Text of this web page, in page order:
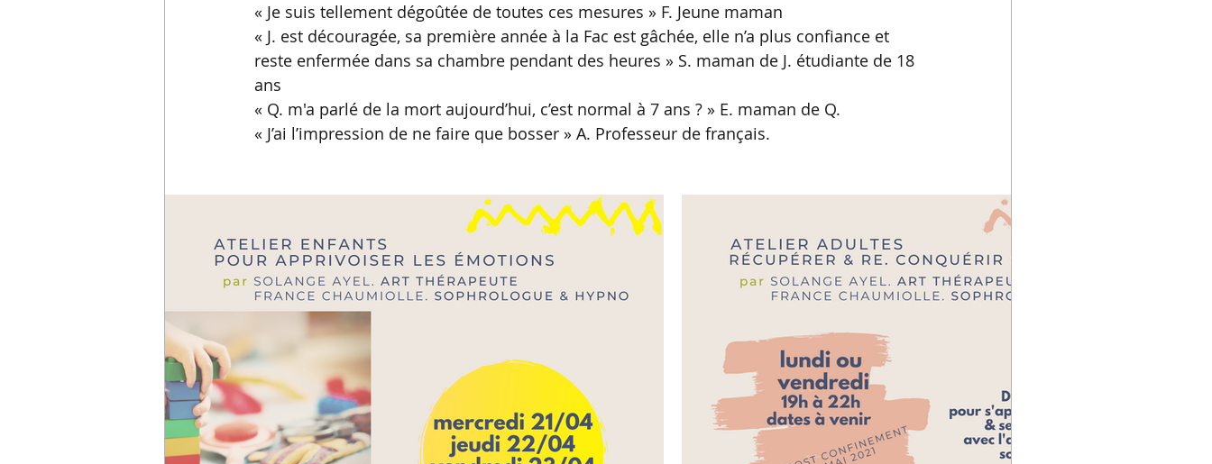
« Je suis tellement dégoûtée de toutes ces mesures » F. Jeune maman
« J. est découragée, sa première année à la Fac est gâchée, elle n’a plus confiance et
reste enfermée dans sa chambre pendant des heures » S. maman de J. étudiante de 18
ans
« Q. m'a parlé de la mort aujourd’hui, c’est normal à 7 ans ? » E. maman de Q.
« J’ai l’impression de ne faire que bosser » A. Professeur de français.